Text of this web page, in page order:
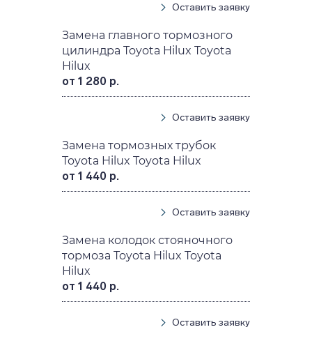
Оставить заявку
Замена главного тормозного
цилиндра Toyota Hilux Toyota
Hilux
от 1 280 р.
Оставить заявку
Замена тормозных трубок
Toyota Hilux Toyota Hilux
от 1 440 р.
Оставить заявку
Замена колодок стояночного
тормоза Toyota Hilux Toyota
Hilux
от 1 440 р.
Оставить заявку